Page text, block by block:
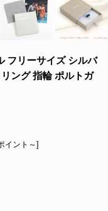
フリーサイズ シルバ
ング 指輪 ポルトガ
イント～]